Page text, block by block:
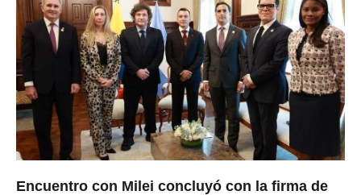
Encuentro con Milei concluyó con la firma de